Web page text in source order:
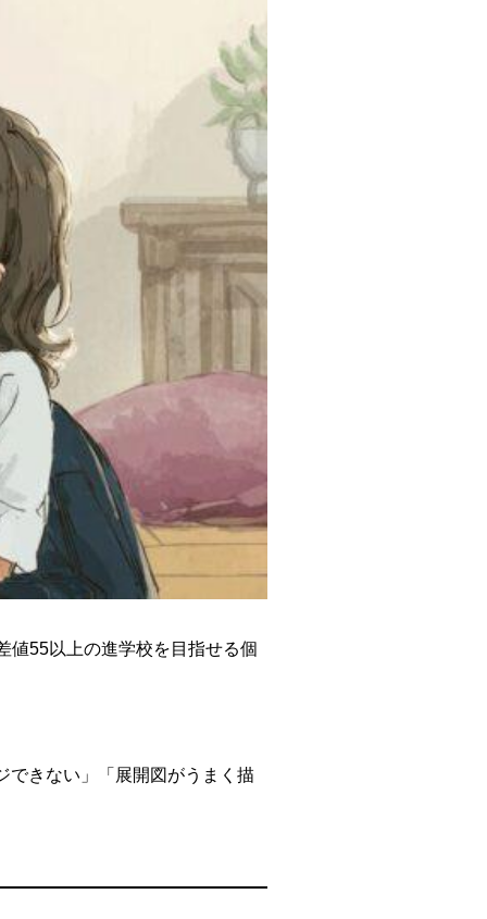
値55以上の進学校を目指せる個
できない」「展開図がうまく描